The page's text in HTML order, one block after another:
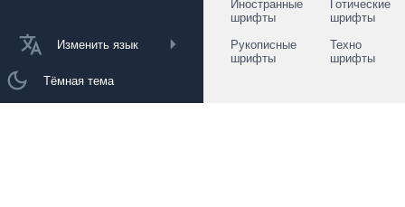
Изменить язык
Тёмная тема
Иностранные
шрифты
Готические
шрифты
Рукописные
шрифты
Техно
шрифты